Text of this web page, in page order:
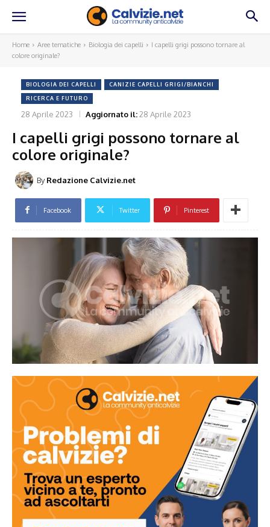
Home Aree tematiche Biologia dei capelli
I capelli grigi possono tornare al
colore originale?
BIOLOGIA DEI CAPELLI CANIZIE CAPELLI GRIGI/BIANCHI
RICERCA E FUTURO
28 Aprile 2023 Aggiornato il:28 Aprile 2023
I capelli grigi possono tornare al
colore originale?
By Redazione Calvizie.net
Facebook Twitter Pinterest